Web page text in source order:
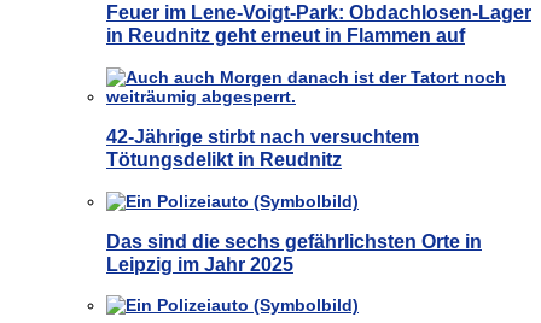
Feuer im Lene-Voigt-Park: Obdachlosen-Lager
in Reudnitz geht erneut in Flammen auf
42-Jährige stirbt nach versuchtem
Tötungsdelikt in Reudnitz
Das sind die sechs gefährlichsten Orte in
Leipzig im Jahr 2025